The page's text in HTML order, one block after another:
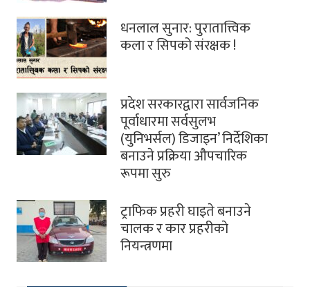
धनलाल सुनार: पुरातात्त्विक
कला र सिपको संरक्षक !
प्रदेश सरकारद्वारा सार्वजनिक
पूर्वाधारमा सर्वसुलभ
(युनिभर्सल) डिजाइन’ निर्देशिका
बनाउने प्रक्रिया औपचारिक
रूपमा सुरु
ट्राफिक प्रहरी घाइते बनाउने
चालक र कार प्रहरीकाे
नियन्त्रणमा